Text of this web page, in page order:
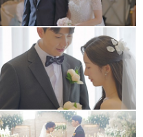
아르떼웨딩홀
셀레나하우스웨딩홀